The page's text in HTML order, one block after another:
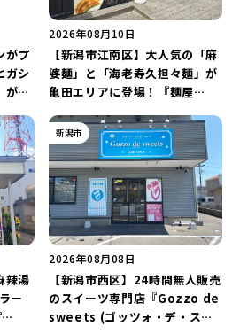
がプ
ガシ
が7
マ
2026年08月10日
【新潟市江南区】大人気の「麻
婆麺」と「海老寿久担々麺」が
亀田エリアに登場！『麺屋
プン予定♪
辣湯
ー
新潟市
2026年08月08日
【新潟市西区】24時間無人販売
のスイーツ専門店『Gozzo de
sweets (ゴッツォ・デ・スイ